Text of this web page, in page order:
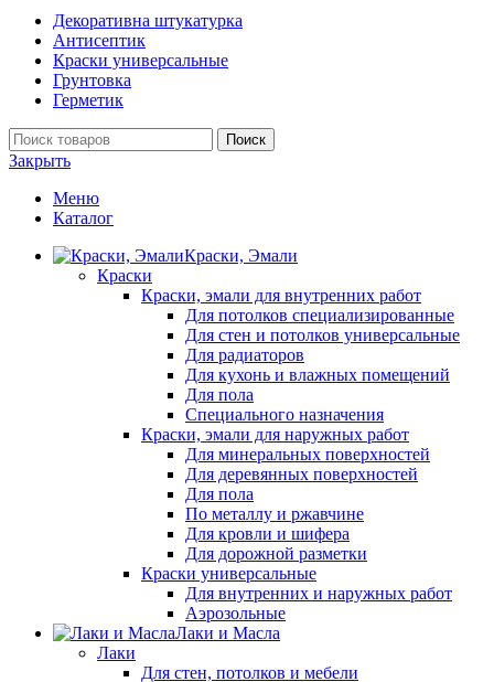
Декоративна штукатурка
Антисептик
Краски универсальные
Грунтовка
Герметик
Поиск
Закрыть
Меню
Каталог
Краски, Эмали
Краски
Краски, эмали для внутренних работ
Для потолков специализированные
Для стен и потолков универсальные
Для радиаторов
Для кухонь и влажных помещений
Для пола
Специального назначения
Краски, эмали для наружных работ
Для минеральных поверхностей
Для деревянных поверхностей
Для пола
По металлу и ржавчине
Для кровли и шифера
Для дорожной разметки
Краски универсальные
Для внутренних и наружных работ
Аэрозольные
Лаки и Масла
Лаки
Для стен, потолков и мебели